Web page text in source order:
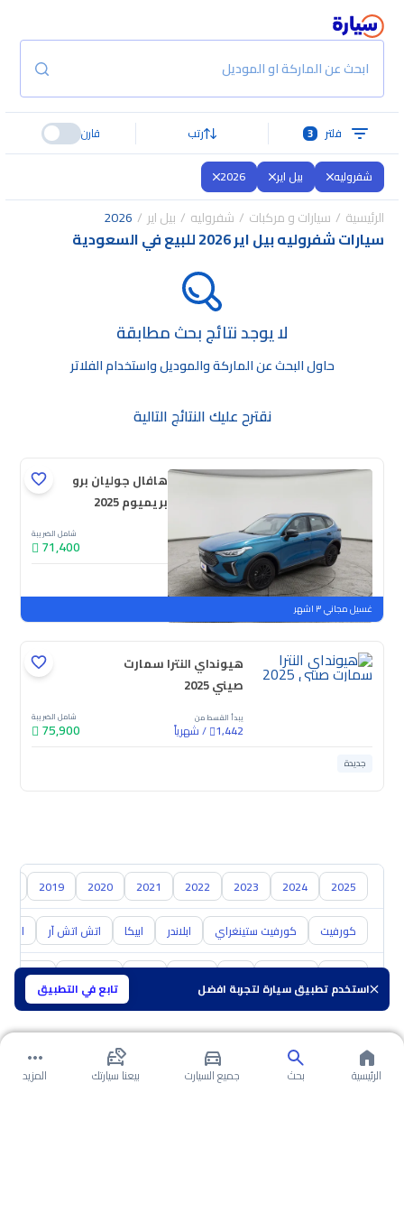
استخدم تطبيق سيارة لتجربة افضل تابع في التطبيق
ابحث عن الماركة او الموديل
فلتر 3 رتب قارن
شفروليه بيل اير 2026
الرئيسية سيارات و مركبات شفروليه بيل اير 2026
سيارات شفروليه بيل اير 2026 للبيع في السعودية
لا يوجد نتائج بحث مطابقة
حاول البحث عن الماركة والموديل واستخدام الفلاتر
نقترح عليك النتائج التالية
هافال جوليان برو
بريميوم 2025
شامل الضريبة
71,400
جديدة
ملوحة
غسيل مجاني ٣ اشهر
هيونداي النترا سمارت
صيني 2025
يبدأ القسط من
1,442
/شهرياً
شامل الضريبة
75,900
جديدة
2025
2024
2023
2022
2021
2020
2019
كورفيت كورفيت ستينغراي ابلاندر ابيكا اتش اتش آر اس 10
سوزوكي هافال
الرئيسية بحث جميع السيارت بيعنا سيارتك المزيد